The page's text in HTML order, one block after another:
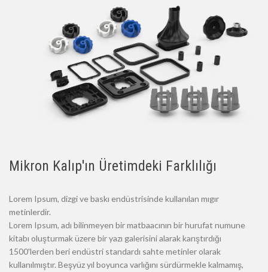
Mikron Kalıp'ın Üretimdeki Farklılığı
Lorem Ipsum, dizgi ve baskı endüstrisinde kullanılan mıgır
metinlerdir.
Lorem Ipsum, adı bilinmeyen bir matbaacının bir hurufat numune
kitabı oluşturmak üzere bir yazı galerisini alarak karıştırdığı
1500'lerden beri endüstri standardı sahte metinler olarak
kullanılmıştır. Beşyüz yıl boyunca varlığını sürdürmekle kalmamış,